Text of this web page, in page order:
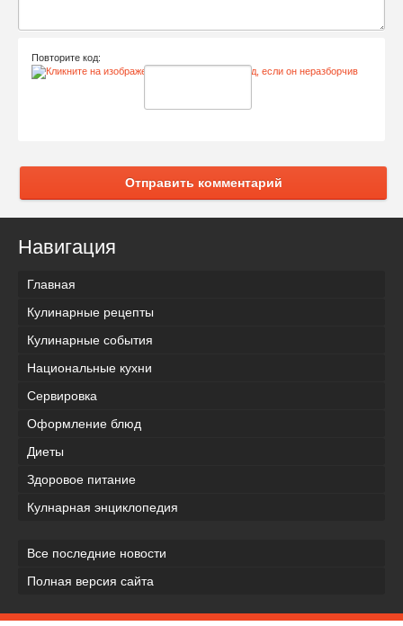
Повторите код:
Отправить комментарий
Навигация
Главная
Кулинарные рецепты
Кулинарные события
Национальные кухни
Сервировка
Оформление блюд
Диеты
Здоровое питание
Кулнарная энциклопедия
Все последние новости
Полная версия сайта